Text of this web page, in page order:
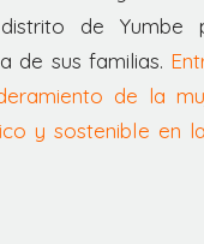
de Yumbe
de sus familias.
de la
y sostenible en